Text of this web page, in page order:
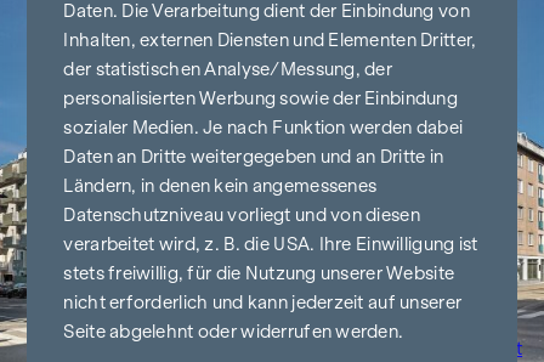
Zur Projektübersicht
Daten. Die Verarbeitung dient der Einbindung von
Inhalten, externen Diensten und Elementen Dritter,
der statistischen Analyse/Messung, der
personalisierten Werbung sowie der Einbindung
sozialer Medien. Je nach Funktion werden dabei
Daten an Dritte weitergegeben und an Dritte in
Ländern, in denen kein angemessenes
Datenschutzniveau vorliegt und von diesen
verarbeitet wird, z. B. die USA. Ihre Einwilligung ist
stets freiwillig, für die Nutzung unserer Website
nicht erforderlich und kann jederzeit auf unserer
Seite abgelehnt oder widerrufen werden.